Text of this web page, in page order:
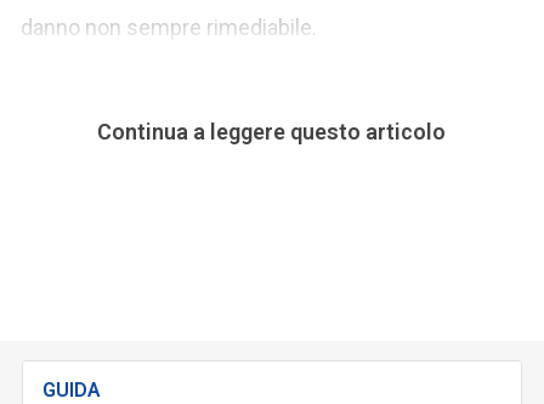
danno non sempre rimediabile.
Continua a leggere questo articolo
GUIDA